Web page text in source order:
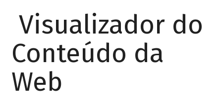
Visualizador do
Conteúdo da
Web